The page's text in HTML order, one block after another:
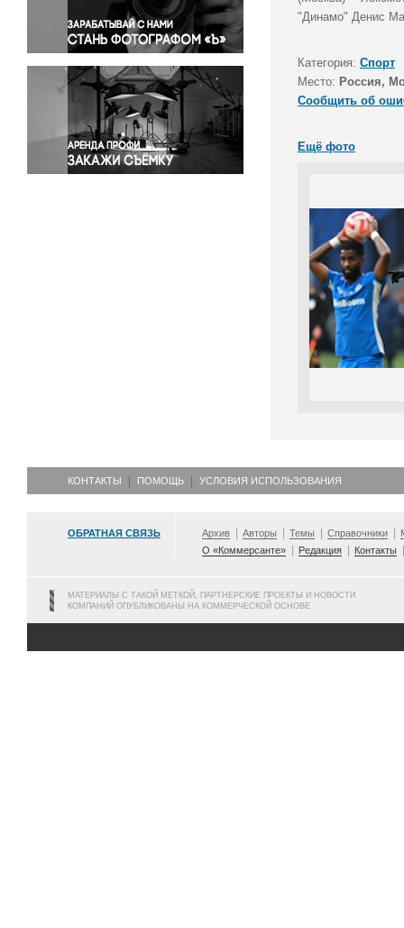
Происшествия и конфликты
Религия
Светская жизнь
Спорт
Экология
Экономика и бизнес
"Динамо" Денис
Категория: Спорт
Место: Россия,
Сообщить об
Ещё фото
КОНТАКТЫ ПОМОЩЬ УСЛОВИЯ ИСПОЛЬЗОВАНИЯ
ОБРАТНАЯ СВЯЗЬ Архив Авторы Темы Справочники
О «Коммерсанте»
Редакция Контакты
МАТЕРИАЛЫ С ТАКОЙ МЕТКОЙ, ПАРТНЕРСКИЕ ПРОЕКТЫ И НОВОСТИ
КОМПАНИЙ ОПУБЛИКОВАНЫ НА КОММЕРЧЕСКОЙ ОСНОВЕ